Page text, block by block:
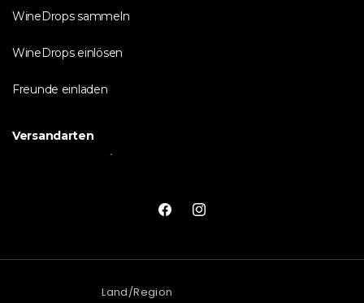
WineDrops sammeln
WineDrops einlösen
Freunde einladen
Versandarten
FacebookInstagram
Land/Region